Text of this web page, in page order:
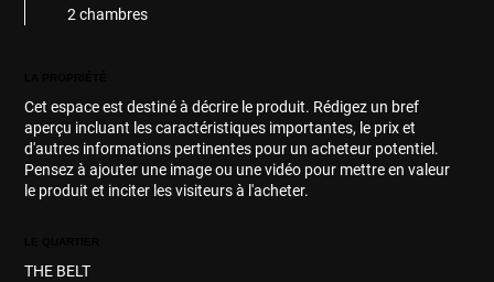
2 chambres
Cet espace est destiné à décrire le produit. Rédigez un bref
aperçu incluant les caractéristiques importantes, le prix et
d'autres informations pertinentes pour un acheteur potentiel.
Pensez à ajouter une image ou une vidéo pour mettre en valeur
le produit et inciter les visiteurs à l'acheter.
THE BELT